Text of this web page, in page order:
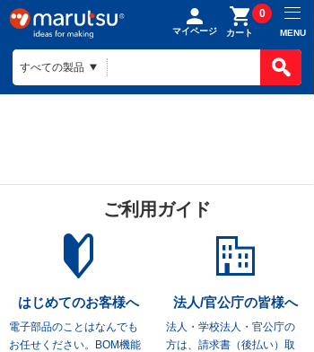
マイページ カート
0
MENU
ご利用ガイド
はじめてのお客様へ
電子部品のことはなんでも
お任せください。
BOM機能
法人/官公庁の皆様へ
法人・学校法人・官公庁の
方は、 請求書（後払い）取